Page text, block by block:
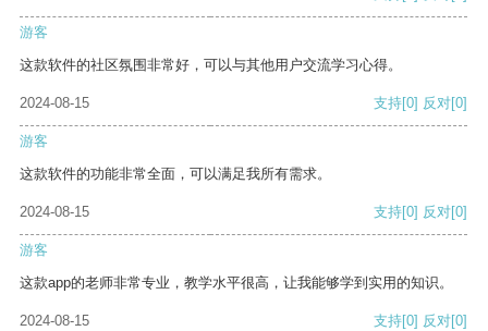
游客
这款软件的社区氛围非常好，可以与其他用户交流学习心得。
2024-08-15 支持[0] 反对[0]
游客
这款软件的功能非常全面，可以满足我所有需求。
2024-08-15 支持[0] 反对[0]
游客
这款app的老师非常专业，教学水平很高，让我能够学到实用的知识。
2024-08-15 支持[0] 反对[0]